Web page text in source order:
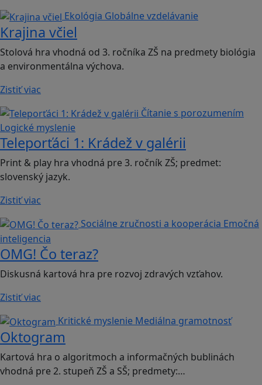
Ekológia Globálne vzdelávanie
Krajina včiel
Stolová hra vhodná od 3. ročníka ZŠ na predmety biológia
a environmentálna výchova.
Zistiť viac
Čítanie s porozumením
Logické myslenie
Teleporťáci 1: Krádež v galérii
Print & play hra vhodná pre 3. ročník ZŠ; predmet:
slovenský jazyk.
Zistiť viac
Sociálne zručnosti a kooperácia Emočná
inteligencia
OMG! Čo teraz?
Diskusná kartová hra pre rozvoj zdravých vzťahov.
Zistiť viac
Kritické myslenie Mediálna gramotnosť
Oktogram
Kartová hra o algoritmoch a informačných bublinách
vhodná pre 2. stupeň ZŠ a SŠ; predmety:…